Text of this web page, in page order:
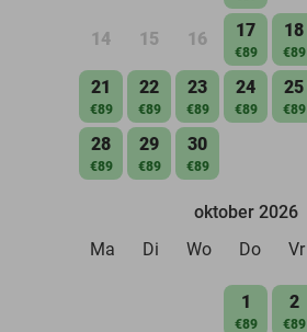
14 15 16 17
€89
18
€89
21
€89
22
€89
23
€89
24
€89
25
€89
28
€89
29
€89
30
€89
oktober 2026
Ma
Di Wo Do Vr
1
€89
2
€89